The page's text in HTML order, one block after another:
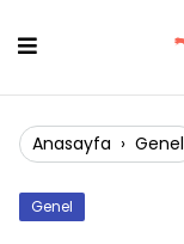
Anasayfa › Genel
Genel